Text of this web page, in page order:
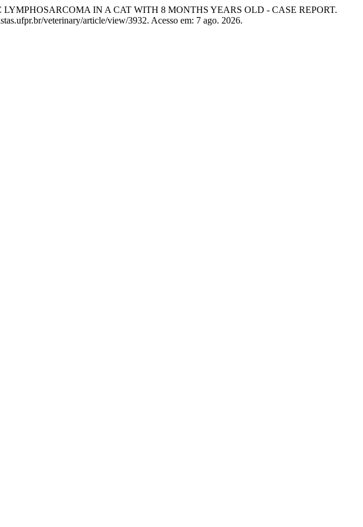
IN A CAT WITH 8 MONTHS YEARS OLD - CASE REPORT.
veterinary/article/view/3932. Acesso em: 7 ago. 2026.